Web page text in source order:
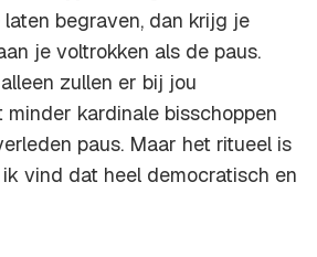
begraven, dan krijg je
je voltrokken als de paus.
zullen er bij jou
kardinale bisschoppen
paus. Maar het ritueel is
vind dat heel democratisch en